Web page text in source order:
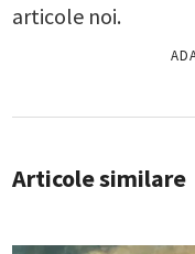
articole noi.
Articole similare